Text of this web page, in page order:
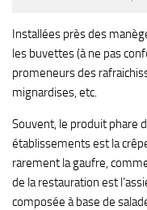
Installées près des
les buvettes (à ne pas
promeneurs des
mignardises, etc.
Souvent, le produit phare
établissements est la
rarement la gaufre,
de la restauration est
composée à base de